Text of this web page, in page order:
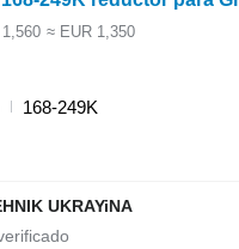
≈ EUR 1,350
168-249K
UKRAYiNA